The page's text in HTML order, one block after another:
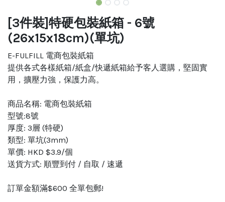
[3件裝]特硬包裝紙箱 - 6號
(26x15x18cm)(單坑)
E-FULFILL 電商包裝紙箱
提供各式各樣紙箱/紙盒/快遞紙箱給予客人選購，堅固實
用，擴壓力強，保護力高。
商品名稱: 電商包裝紙箱
型號:8號
厚度: 3層 (特硬)
類型: 單坑(3mm)
單價: HKD $3.9/個
送貨方式: 順豐到付 / 自取 / 速遞
訂單金額滿$600 全單包郵!